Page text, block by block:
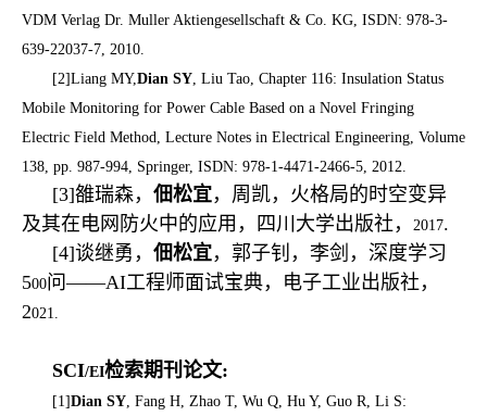
VDM Verlag Dr. Muller Aktiengesellschaft & Co. KG, ISDN: 978-3-
639-22037-7, 2010.
[2]Liang MY,Dian SY , Liu Tao, Chapter 116: Insulation Status
Mobile Monitoring for Power Cable Based on a Novel Fringing
Electric Field Method, Lecture Notes in Electrical Engineering, Volume
138, pp. 987-994, Springer, ISDN: 978-1-4471-2466-5, 2012.
[3]雒瑞森， 佃松宜，周凯，火格局的时空变异
及其在电网防火中的应用，四川大学出版社，
2017.
[4]谈继勇， 佃松宜，郭子钊，李剑，深度学习
500问——AI工程师面试宝典，电子工业出版社，
2021.
SCI/EI检索期刊论文:
[1]Dian SY , Fang H, Zhao T, Wu Q, Hu Y, Guo R, Li S: